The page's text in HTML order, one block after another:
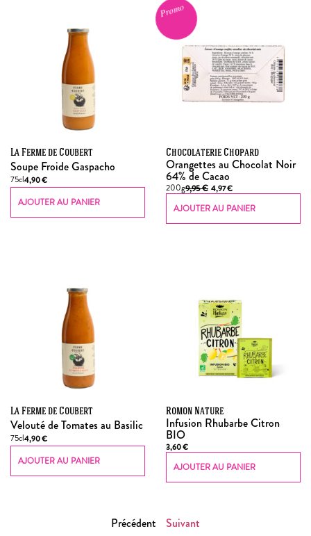
La Ferme de Coubert
Soupe Froide Gaspacho
75cl4,90€
AJOUTER AU PANIER
Promo
Chocolaterie Chopard
Orangettes au Chocolat Noir
64% de Cacao
200g9,95€ 4,97€
AJOUTER AU PANIER
La Ferme de Coubert
Velouté de Tomates au Basilic
75cl4,90€
AJOUTER AU PANIER
Romon Nature
Infusion Rhubarbe Citron
BIO
3,60€
AJOUTER AU PANIER
Précédent Suivant